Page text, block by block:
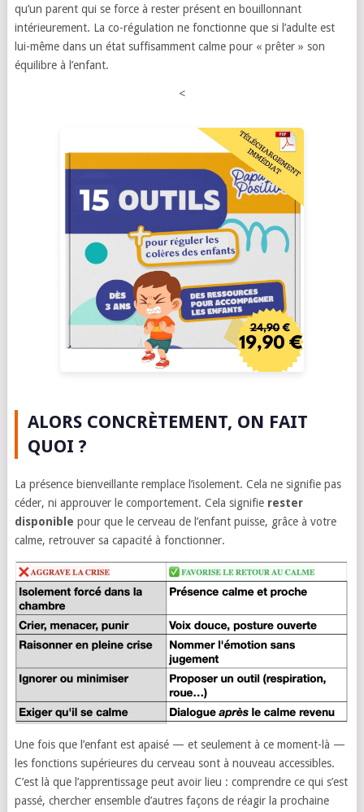
qu’un parent qui se force à rester présent en bouillonnant
intérieurement. La co-régulation ne fonctionne que si l’adulte est
lui-même dans un état suffisamment calme pour « prêter » son
équilibre à l’enfant.
<
ALORS CONCRÈTEMENT, ON FAIT
QUOI ?
La présence bienveillante remplace l’isolement. Cela ne signifie pas
céder, ni approuver le comportement. Cela signifie rester
disponible pour que le cerveau de l’enfant puisse, grâce à votre
calme, retrouver sa capacité à fonctionner.
Une fois que l’enfant est apaisé — et seulement à ce moment-là —
les fonctions supérieures du cerveau sont à nouveau accessibles.
C’est là que l’apprentissage peut avoir lieu : comprendre ce qui s’est
passé, chercher ensemble d’autres façons de réagir la prochaine